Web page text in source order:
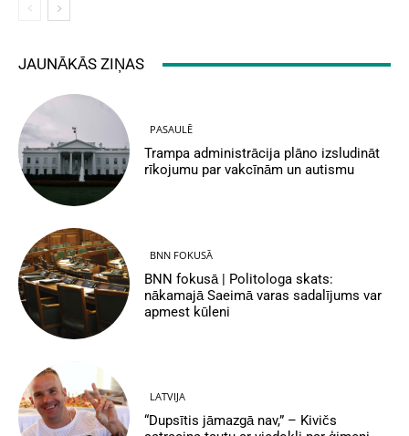
JAUNĀKĀS ZIŅAS
PASAULĒ
Trampa administrācija plāno izsludināt
rīkojumu par vakcīnām un autismu
BNN FOKUSĀ
BNN fokusā | Politologa skats:
nākamajā Saeimā varas sadalījums var
apmest kūleni
LATVIJA
“Dupsītis jāmazgā nav,” – Kivičs